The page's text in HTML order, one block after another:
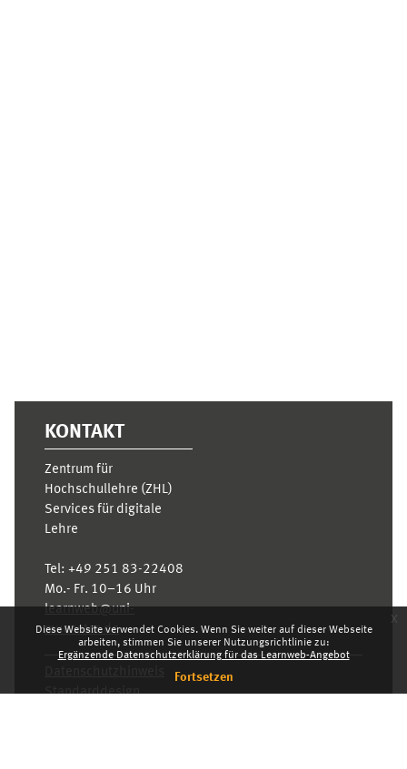
Diese Website verwendet Cookies. Wenn Sie weiter auf dieser Webseite
arbeiten, stimmen Sie unserer Nutzungsrichtlinie zu:
Ergänzende Datenschutzerklärung für das Learnweb-Angebot
Fortsetzen
x
KONTAKT
Zentrum für
Hochschullehre (ZHL)
Services für digitale
Lehre
Tel: +49 251 83-22408
Mo.- Fr. 10–16 Uhr
learnweb@uni-
muenster.de
Standarddesign